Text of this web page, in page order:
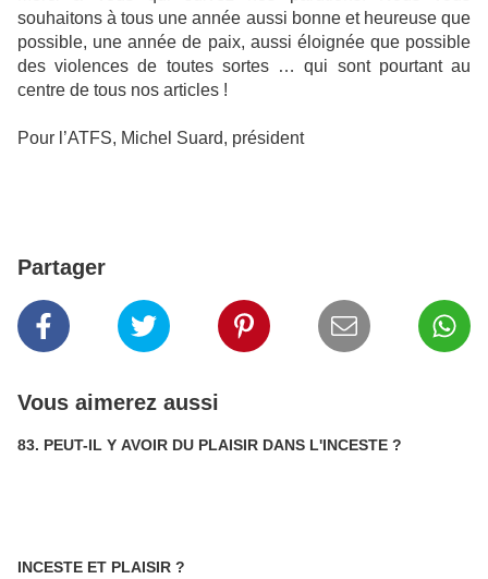
souhaitons à tous une année aussi bonne et heureuse que
possible, une année de paix, aussi éloignée que possible
des violences de toutes sortes … qui sont pourtant au
centre de tous nos articles !
Pour l’ATFS, Michel Suard, président
Partager
Vous aimerez aussi
83. PEUT-IL Y AVOIR DU PLAISIR DANS L'INCESTE ?
INCESTE ET PLAISIR ?